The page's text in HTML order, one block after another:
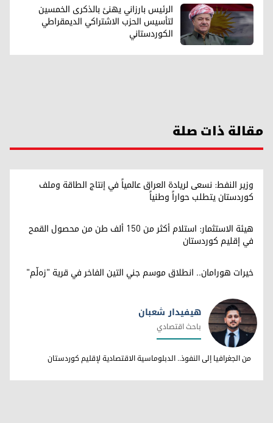
الرئيس بارزاني يهنئ بالذكرى الخمسين
لتأسيس الحزب الاشتراکي الديمقراطي
الكوردستاني
مقالة ذات صلة
وزير النفط: نسعى لريادة العراق عالمياً في إنتاج الطاقة وملف
كوردستان يتطلب حواراً وطنياً
هيئة الاستثمار: استلام أكثر من 150 ألف طن من محصول القمح
في إقليم كوردستان
خيرات هورامان.. انطلاق موسم جني التين الفاخر في قرية "زەڵم"
هيفيدار شعبان
هيفيدار شعبان
باحث اقتصادي
من الجغرافيا إلى النفوذ.. الدبلوماسية الاقتصادية لإقليم كوردستان